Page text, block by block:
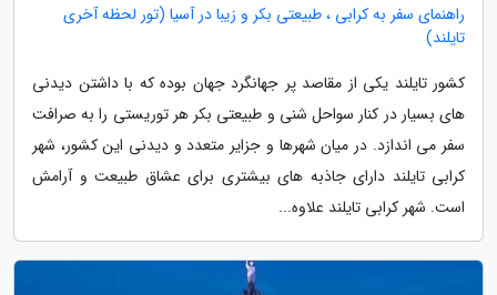
راهنمای سفر به کرابی ، طبیعتی بکر و زیبا در آسیا (تور لحظه آخری
تایلند)
کشور تایلند یکی از مقاصد پر جهانگرد جهان بوده که با داشتن دیدنی
های بسیار در کنار سواحل شنی و طبیعتی بکر هر توریستی را به صرافت
سفر می اندازد. در میان شهرها و جزایر متعدد و دیدنی این کشور، شهر
کرابی تایلند دارای جاذبه های بیشتری برای عشاق طبیعت و آرامش
است. شهر کرابی تایلند علاوه...